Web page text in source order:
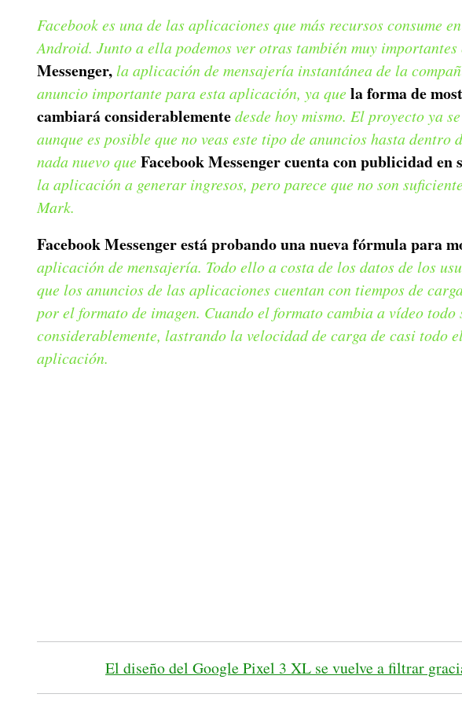
Facebook es una de las aplicaciones que más recursos consume
Android. Junto a ella podemos ver otras también muy importantes
Messenger,la aplicación de mensajería instantánea de la
anuncio importante para esta aplicación, ya que la forma de
cambiará considerablementedesde hoy mismo. El proyecto ya
aunque es posible que no veas este tipo de anuncios hasta dentro
nada nuevo que Facebook Messenger cuenta con publicidad
la aplicación a generar ingresos, pero parece que no son
Mark.
Facebook Messenger está probando una nueva fórmula para
aplicación de mensajería. Todo ello a costa de los datos de los
que los anuncios de las aplicaciones cuentan con tiempos de
por el formato de imagen. Cuando el formato cambia a vídeo todo
considerablemente, lastrando la velocidad de carga de casi todo
aplicación.
El diseño del Google Pixel 3 XL se vuelve a filtrar